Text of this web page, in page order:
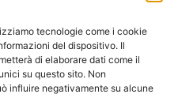
tecnologie come i cookie
del dispositivo. Il
di elaborare dati come il
su questo sito. Non
influire negativamente su alcune